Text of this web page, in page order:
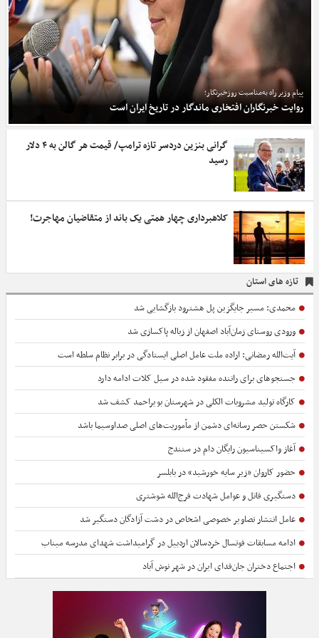
پیام وزیر راه به‌مناسبت روزخبرنگار؛
روایت خبرنگاران افتخاری ماندگار در تاریخ ایران است
گرانی بنزین دردسر تازه ترامپ/ قیمت هر گالن به ۴ دلار
رسید
کلاهبرداری چهار همتی یک باند از متقاضیان مهاجرت!
تازه های استان
محمدی: مسیر جایگزین پل هشترود بازگشایی شد
ورودی روستای زمان‌آباد اصفهان از زباله پاکسازی شد
آیت‌الله رمضانی: اراده ملت عامل اصلی ایستادگی در برابر نظام سلطه است
جستجوهای برای راننده مفقود شده در سیل کلات ادامه دارد
کارگاه تولید مشروبات الکلی در شهرستان بویراحمد کشف شد
شکستن حصر رسانه‌ای دشمن از مأموریت‌های اصلی صداوسیما باشد
آغاز واکسیناسیون رایگان دام در سنندج
حضور کاروان «زیر سایه خورشید» در بابلسر
دستگیری قاتل و عوامل شهادت فرج‌الله شوشتری
عامل انتشار تصاویر خصوصی اشخاص در دشت آزادگان دستگیر شد
ادامه مسابقات فوتسال خردسالان اردبیل در گرامیداشت شهدای مدرسه میناب
اجتماع دختران جان‌فدای ایران در شهر نوش آباد